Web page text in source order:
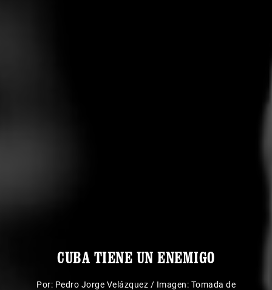
CUBA TIENE UN ENEMIGO
Por: Pedro Jorge Velázquez / Imagen: Tomada de